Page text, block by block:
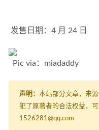
发售日期：4 月 24 日
  Pic via：miadaddy
声明： 本站部分文章，来
犯了原著者的合法权益，可
1526281@qq.com